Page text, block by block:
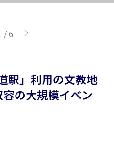
/ 6
駅」利用の文教地
の大規模イベン